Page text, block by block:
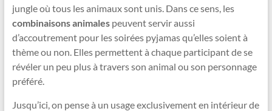
jungle où tous les animaux sont unis. Dans ce sens, les
combinaisons animalespeuvent servir aussi
d’accoutrement pour les soirées pyjamas qu’elles soient à
thème ou non. Elles permettent à chaque participant de se
révéler un peu plus à travers son animal ou son personnage
préféré.
Jusqu’ici, on pense à un usage exclusivement en intérieur de